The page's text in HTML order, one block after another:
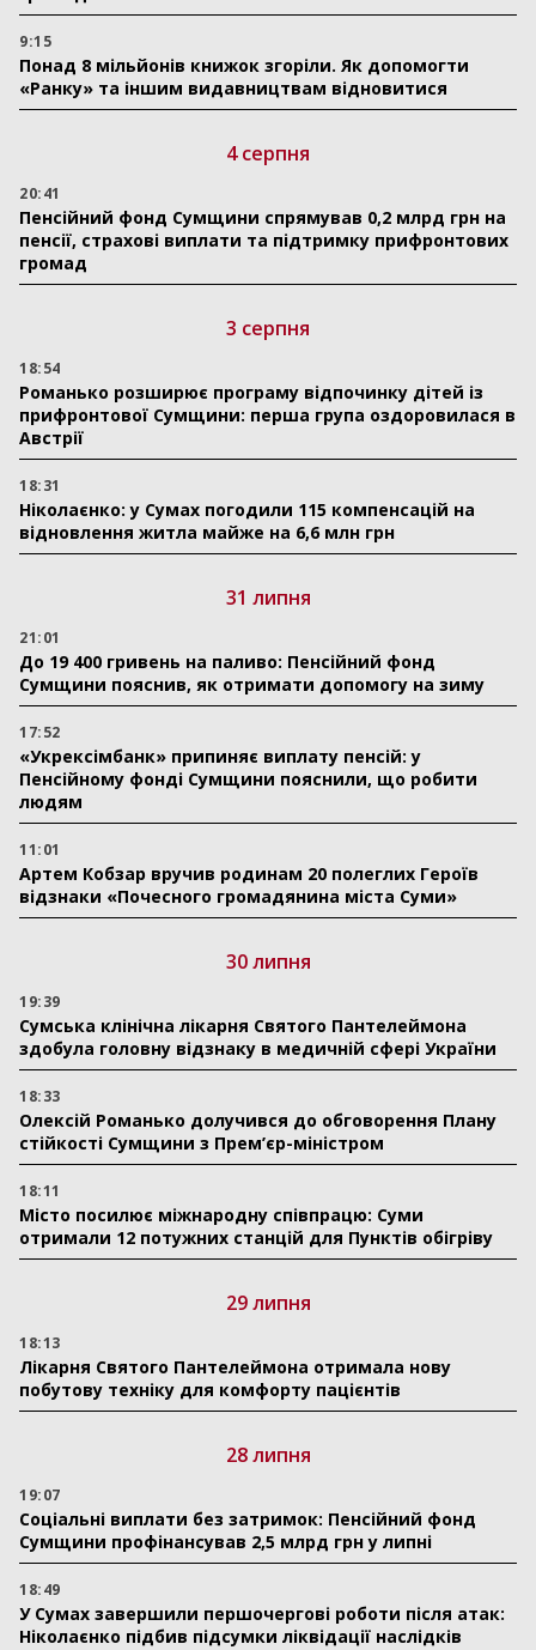
9:15
Понад 8 мільйонів книжок згоріли. Як допомогти
«Ранку» та іншим видавництвам відновитися
4 серпня
20:41
Пенсійний фонд Сумщини спрямував 0,2 млрд грн на
пенсії, страхові виплати та підтримку прифронтових
громад
3 серпня
18:54
Романько розширює програму відпочинку дітей із
прифронтової Сумщини: перша група оздоровилася в
Австрії
18:31
Ніколаєнко: у Сумах погодили 115 компенсацій на
відновлення житла майже на 6,6 млн грн
31 липня
21:01
До 19 400 гривень на паливо: Пенсійний фонд
Сумщини пояснив, як отримати допомогу на зиму
17:52
«Укрексімбанк» припиняє виплату пенсій: у
Пенсійному фонді Сумщини пояснили, що робити
людям
11:01
Артем Кобзар вручив родинам 20 полеглих Героїв
відзнаки «Почесного громадянина міста Суми»
30 липня
19:39
Сумська клінічна лікарня Святого Пантелеймона
здобула головну відзнаку в медичній сфері України
18:33
Олексій Романько долучився до обговорення Плану
стійкості Сумщини з Прем’єр-міністром
18:11
Місто посилює міжнародну співпрацю: Суми
отримали 12 потужних станцій для Пунктів обігріву
29 липня
18:13
Лікарня Святого Пантелеймона отримала нову
побутову техніку для комфорту пацієнтів
28 липня
19:07
Соціальні виплати без затримок: Пенсійний фонд
Сумщини профінансував 2,5 млрд грн у липні
18:49
У Сумах завершили першочергові роботи після атак:
Ніколаєнко підбив підсумки ліквідації наслідків